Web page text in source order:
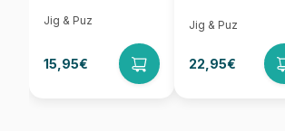
Jig & Puz
15,95€
Jig & Puz
22,95€